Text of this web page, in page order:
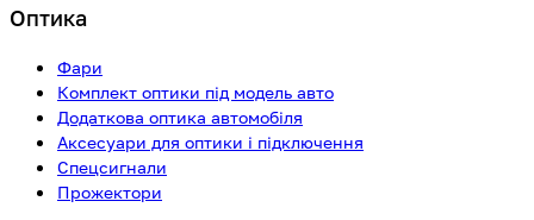
Оптика
Фари
Комплект оптики під модель авто
Додаткова оптика автомобіля
Аксесуари для оптики і підключення
Спецсигнали
Прожектори